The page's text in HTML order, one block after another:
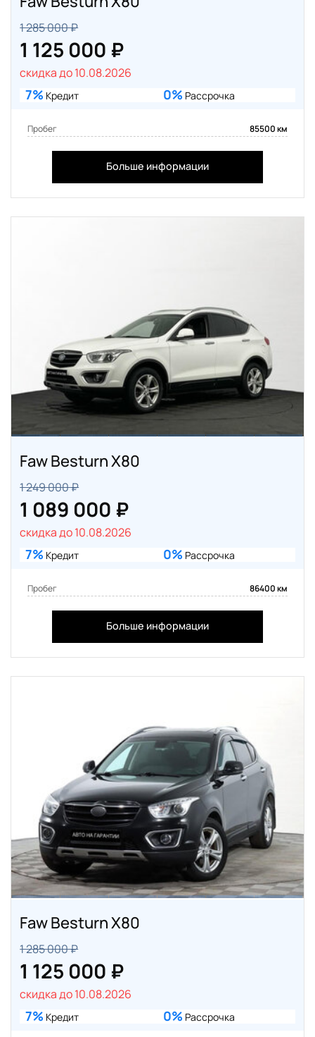
1 285 000 ₽
1 125 000 ₽
скидка до 10.08.2026
7% Кредит 0% Рассрочка
Пробег 85500 км
Больше информации
Faw Besturn X80
1 249 000 ₽
1 089 000 ₽
скидка до 10.08.2026
7% Кредит 0% Рассрочка
Пробег 86400 км
Больше информации
Faw Besturn X80
1 285 000 ₽
1 125 000 ₽
скидка до 10.08.2026
7% Кредит 0% Рассрочка